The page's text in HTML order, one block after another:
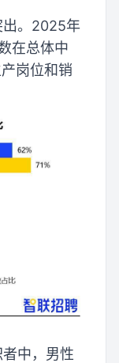
出。2025年
在总体中
岗位和销
者中，男性